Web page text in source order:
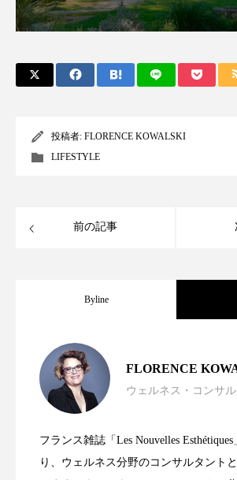
投稿者: FLORENCE KOWALSKI
LIFESTYLE
前の記事
Byline
FLORENCE
ウェルネス・コンサル
フランス雑誌「Les Nouvelles
り、ウェルネス分野のコンサルタント
2026.08.06
2026.07.23
パの新潮流「アンチ・ソ
2026.07.16 コグニティブ・ヘルスと